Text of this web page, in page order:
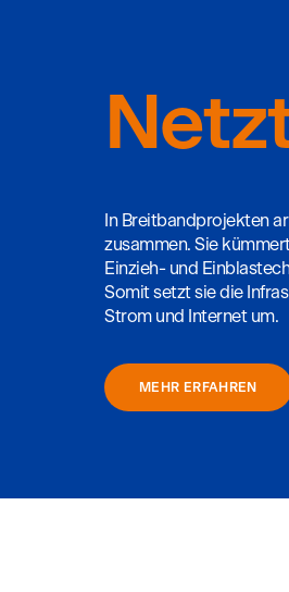
In Breitbandprojekten
zusammen. Sie
Einzieh- und
Somit setzt sie die
Strom und Internet um.
MEHR ERFAHREN